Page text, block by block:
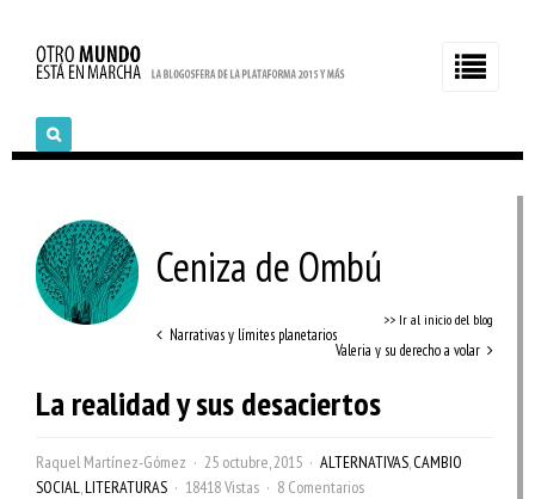
Ceniza de Ombú
>> Ir al inicio del blog
Narrativas y límites planetarios
Valeria y su derecho a volar
La realidad y sus desaciertos
Raquel Martínez-Gómez 25 octubre, 2015 ALTERNATIVAS,CAMBIO
SOCIAL,LITERATURAS 18418 Vistas 8 Comentarios